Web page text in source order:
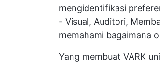
mengidentifikasi
- Visual, Auditori,
memahami bagaimana
Yang membuat VARK